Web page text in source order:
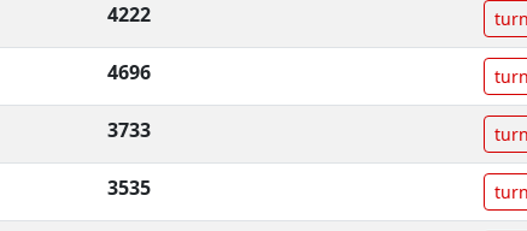
4222
4696
3733
3535